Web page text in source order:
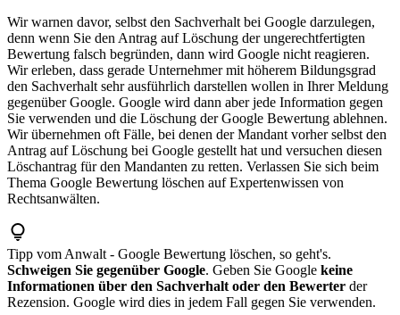
Wir warnen davor, selbst den Sachverhalt bei Google darzulegen,
denn wenn Sie den Antrag auf Löschung der ungerechtfertigten
Bewertung falsch begründen, dann wird Google nicht reagieren.
Wir erleben, dass gerade Unternehmer mit höherem Bildungsgrad
den Sachverhalt sehr ausführlich darstellen wollen in Ihrer Meldung
gegenüber Google. Google wird dann aber jede Information gegen
Sie verwenden und die Löschung der Google Bewertung ablehnen.
Wir übernehmen oft Fälle, bei denen der Mandant vorher selbst den
Antrag auf Löschung bei Google gestellt hat und versuchen diesen
Löschantrag für den Mandanten zu retten. Verlassen Sie sich beim
Thema Google Bewertung löschen auf Expertenwissen von
Rechtsanwälten.
Tipp vom Anwalt - Google Bewertung löschen, so geht's.
Schweigen Sie gegenüber Google. Geben Sie Google keine
Informationen über den Sachverhalt oder den Bewerter der
Rezension. Google wird dies in jedem Fall gegen Sie verwenden.